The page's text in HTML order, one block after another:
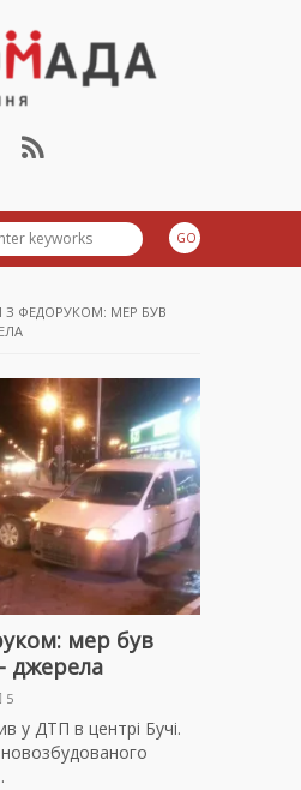
Приірпіння
З ФЕДОРУКОМ: МЕР БУВ
мер був
джерела
5
у ДТП в центрі Бучі.